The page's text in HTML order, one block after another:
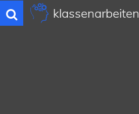
Toggle
navigation
klassenarbeiten